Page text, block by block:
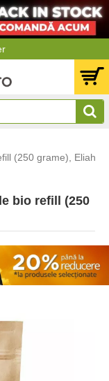
(250 grame), Eliah
bio refill (250